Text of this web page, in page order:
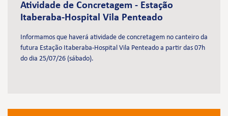
Atividade de Concretagem - Estação
Itaberaba-Hospital Vila Penteado
Informamos que haverá atividade de concretagem no canteiro da
futura Estação Itaberaba-Hospital Vila Penteado a partir das 07h
do dia 25/07/26 (sábado).